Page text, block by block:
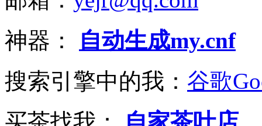
神器：
自动生成my.cnf
搜索引擎中的我： 谷歌